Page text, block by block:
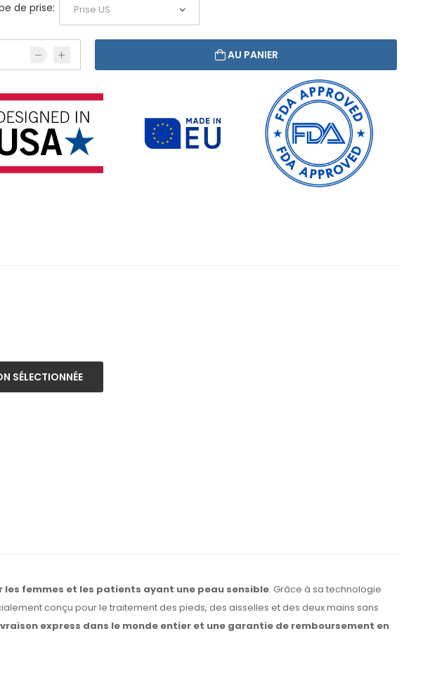
de prise:
AU PANIER
SÉLECTIONNÉE
femmes et les patients ayant une peau sensible. Grâce à sa technologie
conçu pour le traitement des pieds, des aisselles et des deux mains sans
express dans le monde entier et une garantie de remboursement en